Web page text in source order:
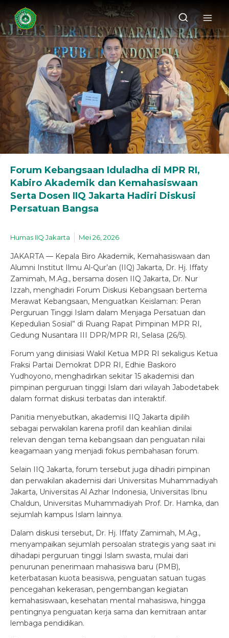
Forum Kebangsaan Iduladha di MPR RI,
Kabiro Akademik dan Kemahasiswaan
Serta Dosen IIQ Jakarta Hadiri Diskusi
Persatuan Bangsa
Humas IIQ Jakarta Mei 26, 2026
JAKARTA — Kepala Biro Akademik, Kemahasiswaan dan
Alumni Institut Ilmu Al-Qur’an (IIQ) Jakarta, Dr. Hj. Iffaty
Zamimah, M.Ag., bersama dosen IIQ Jakarta, Dr. Nur
Izzah, menghadiri Forum Diskusi Kebangsaan bertema
Merawat Kebangsaan, Menguatkan Keislaman: Peran
Perguruan Tinggi Islam dalam Menjaga Persatuan dan
Kepedulian Sosial” di Ruang Rapat Pimpinan MPR RI,
Gedung Nusantara III DPR/MPR RI, Selasa (26/5).
Forum yang diinisiasi Wakil Ketua MPR RI sekaligus Ketua
Fraksi Partai Demokrat DPR RI, Edhie Baskoro
Yudhoyono, menghadirkan sekitar 15 akademisi dan
pimpinan perguruan tinggi Islam dari wilayah Jabodetabek
dalam format diskusi terbatas dan interaktif.
Panitia menyebutkan, akademisi IIQ Jakarta dipilih
sebagai perwakilan karena profil dan keahlian dinilai
relevan dengan tema kebangsaan dan penguatan nilai
keagamaan yang menjadi fokus pembahasan forum.
Selain IIQ Jakarta, forum tersebut juga dihadiri pimpinan
dan perwakilan akademisi dari Universitas Muhammadiyah
Jakarta, Universitas Al Azhar Indonesia, Universitas Ibnu
Chaldun, Universitas Muhammadiyah Prof. Dr. Hamka, dan
sejumlah kampus Islam lainnya.
Dalam diskusi tersebut, Dr. Hj. Iffaty Zamimah, M.Ag.,
menyampaikan sejumlah persoalan strategis yang saat ini
dihadapi perguruan tinggi Islam swasta, mulai dari
penurunan penerimaan mahasiswa baru (PMB),
keterbatasan kuota beasiswa, penguatan satuan tugas
pencegahan kekerasan, pengembangan kegiatan
kemahasiswaan, kesehatan mental mahasiswa, hingga
pentingnya penguatan kerja sama dan kemitraan antar
lembaga pendidikan.